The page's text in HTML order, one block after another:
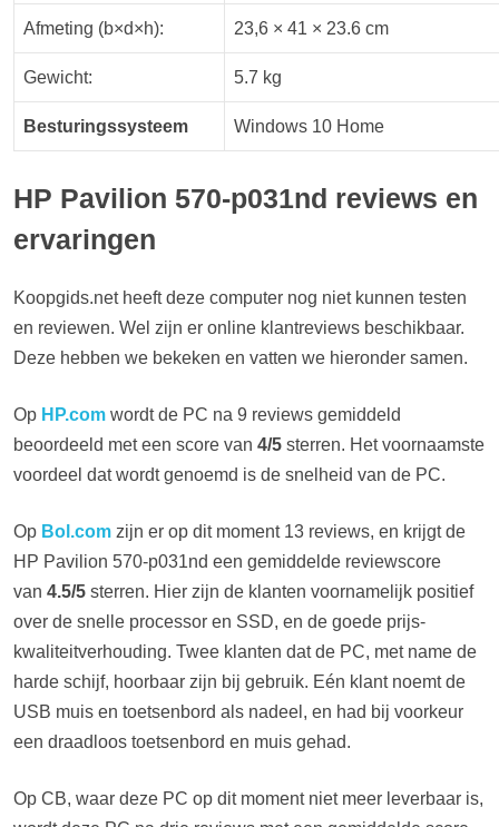
Afmeting (b×d×h): 23,6 × 41 × 23.6 cm
Gewicht: 5.7 kg
Besturingssysteem Windows 10 Home
HP Pavilion 570-p031nd reviews en
ervaringen
Koopgids.net heeft deze computer nog niet kunnen testen
en reviewen. Wel zijn er online klantreviews beschikbaar.
Deze hebben we bekeken en vatten we hieronder samen.
Op HP.com wordt de PC na 9 reviews gemiddeld
beoordeeld met een score van 4/5 sterren. Het voornaamste
voordeel dat wordt genoemd is de snelheid van de PC.
Op Bol.com zijn er op dit moment 13 reviews, en krijgt de
HP Pavilion 570-p031nd een gemiddelde reviewscore
van 4.5/5 sterren. Hier zijn de klanten voornamelijk positief
over de snelle processor en SSD, en de goede prijs-
kwaliteitverhouding. Twee klanten dat de PC, met name de
harde schijf, hoorbaar zijn bij gebruik. Eén klant noemt de
USB muis en toetsenbord als nadeel, en had bij voorkeur
een draadloos toetsenbord en muis gehad.
Op CB, waar deze PC op dit moment niet meer leverbaar is,